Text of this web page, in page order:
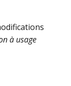
à usage